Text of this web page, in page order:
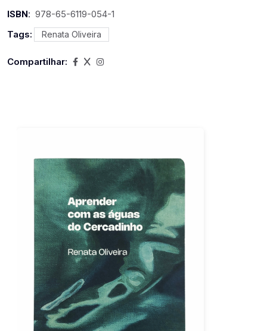
ISBN: 978-65-6119-054-1
Tags:
Renata Oliveira
Compartilhar: